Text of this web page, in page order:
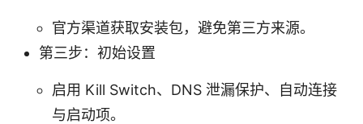
官方渠道获取安装包，避免第三方来源。
第三步：初始设置
启用 Kill Switch、DNS 泄漏保护、自动连接
与启动项。